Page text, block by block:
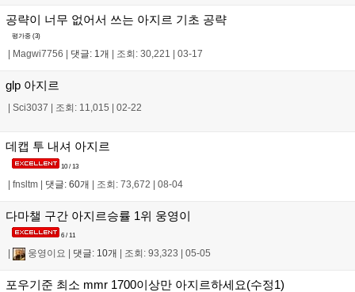
공략이 너무 없어서 쓰는 아지르 기초 공략
평가중 (3)
Magwi7756 댓글: 1개 조회: 30,221 03-17
glp 아지르
Sci3037 조회: 11,015 02-22
데캡 투 내셔 아지르
10 / 13
| fnsltm | 댓글: 60개 | 조회: 73,672 | 08-04
다마챌 구간 아지르승률 1위 웅영이
6 / 11
| 웅영이요 | 댓글: 10개 | 조회: 93,323 | 05-05
포우기준 최소 mmr 1700이상만 아지르하세요(수정1)